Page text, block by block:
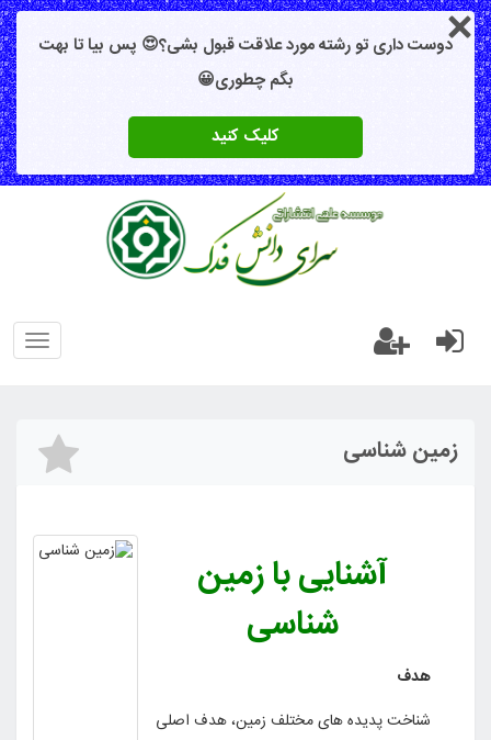
دوست داری تو رشته مورد علاقت قبول بشی؟😍 پس بیا تا بهت
بگم چطوری😀
کلیک کنید
زمین شناسی
آشنایی با زمین
شناسی
هدف
شناخت پدیده های مختلف زمین، هدف اصلی